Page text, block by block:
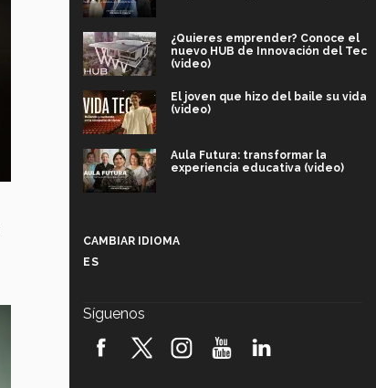
¿Quieres emprender? Conoce el
nuevo HUB de Innovación del Tec
(video)
El joven que hizo del baile su vida
(video)
Aula Futura: transformar la
experiencia educativa (video)
robótica FIRST 2026! (video)
CAMBIAR IDIOMA
ES
Síguenos